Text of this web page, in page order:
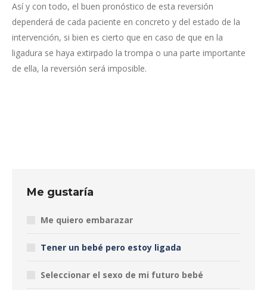
Así y con todo, el buen pronóstico de esta reversión
dependerá de cada paciente en concreto y del estado de la
intervención, si bien es cierto que en caso de que en la
ligadura se haya extirpado la trompa o una parte importante
de ella, la reversión será imposible.
Me gustaría
Me quiero embarazar
Tener un bebé pero estoy ligada
Seleccionar el sexo de mi futuro bebé